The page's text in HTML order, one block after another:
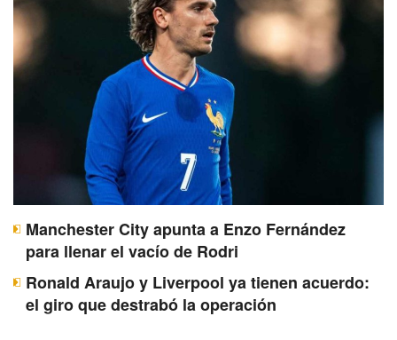
Manchester City apunta a Enzo Fernández
para llenar el vacío de Rodri
Ronald Araujo y Liverpool ya tienen acuerdo:
el giro que destrabó la operación